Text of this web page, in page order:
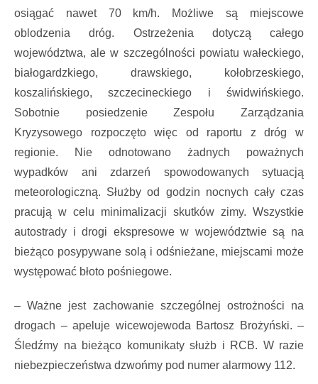
osiągać nawet 70 km/h. Możliwe są miejscowe
oblodzenia dróg. Ostrzeżenia dotyczą całego
województwa, ale w szczególności powiatu wałeckiego,
białogardzkiego, drawskiego, kołobrzeskiego,
koszalińskiego, szczecineckiego i świdwińskiego.
Sobotnie posiedzenie Zespołu Zarządzania
Kryzysowego rozpoczęto więc od raportu z dróg w
regionie. Nie odnotowano żadnych poważnych
wypadków ani zdarzeń spowodowanych sytuacją
meteorologiczną. Służby od godzin nocnych cały czas
pracują w celu minimalizacji skutków zimy. Wszystkie
autostrady i drogi ekspresowe w województwie są na
bieżąco posypywane solą i odśnieżane, miejscami może
występować błoto pośniegowe.
– Ważne jest zachowanie szczególnej ostrożności na
drogach – apeluje wicewojewoda Bartosz Brożyński. –
Śledźmy na bieżąco komunikaty służb i RCB. W razie
niebezpieczeństwa dzwońmy pod numer alarmowy 112.